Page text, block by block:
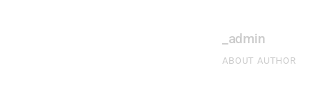
_admin
ABOUT AUTHOR